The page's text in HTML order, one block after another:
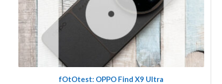
fOtOtest: OPPO Find X9 Ultra